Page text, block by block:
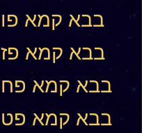
Bava Kamma 86 – בבא קמא פו
Bava Kamma 87 – בבא קמא פז
Bava Kamma 88 – בבא קמא פח
Bava Kamma 89 – בבא קמא פט